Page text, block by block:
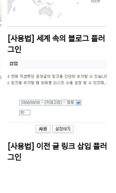
[사용법] 세계 속의 블로그 플러
그인
[사용법] 이전 글 링크 삽입 플러
그인